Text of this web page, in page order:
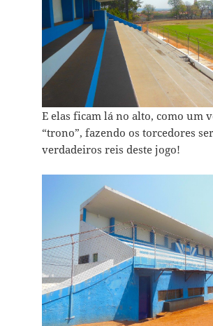
E elas ficam lá no alto, como um
“trono”, fazendo os torcedores
verdadeiros reis deste jogo!